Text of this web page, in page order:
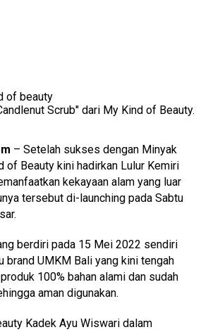
Scrub" dari My Kind of Beauty.
– Setelah sukses dengan Minyak
of Beauty kini hadirkan Lulur Kemiri
kekayaan alam yang luar
tersebut di-launching pada Sabtu
berdiri pada 15 Mei 2022 sendiri
brand UMKM Bali yang kini tengah
100% bahan alami dan sudah
aman digunakan.
Kadek Ayu Wiswari dalam